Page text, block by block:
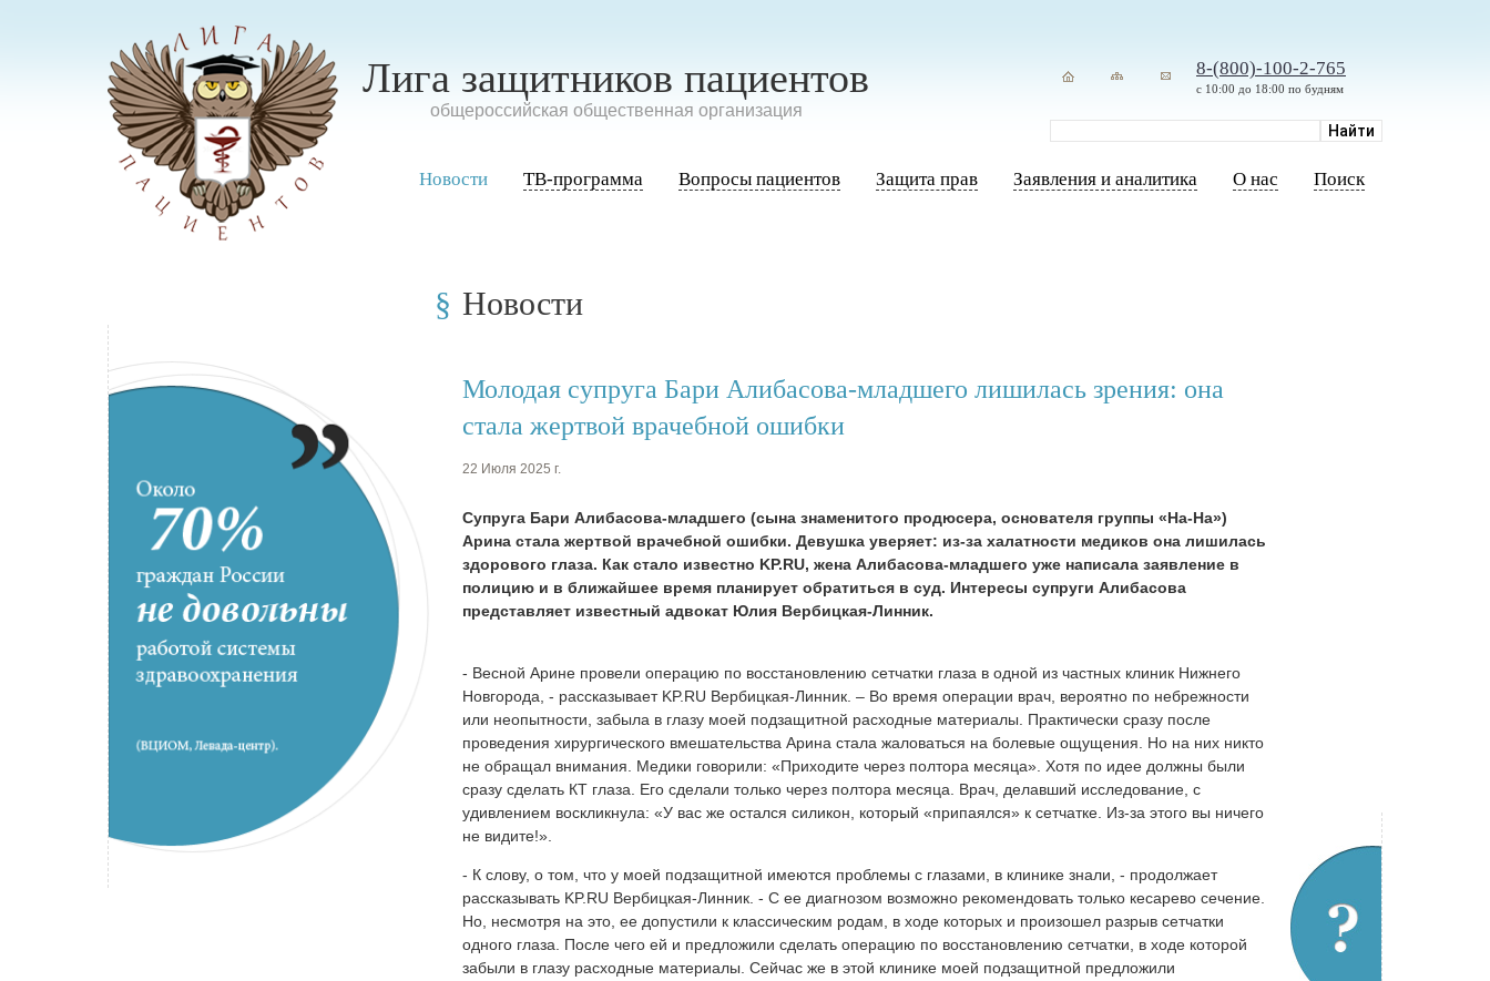
Лига защитников пациентов
oбщероссийская общественная организация
8-(800)-100-2-765
с 10:00 до 18:00 по будням
Новости ТВ-программа Вопросы пациентов Защита прав Заявления и аналитика О нас Поиск
Новости
Молодая супруга Бари Алибасова-младшего лишилась зрения: она
стала жертвой врачебной ошибки
22 Июля 2025 г.
Супруга Бари Алибасова-младшего (сына знаменитого продюсера, основателя группы «На-На»)
Арина стала жертвой врачебной ошибки. Девушка уверяет: из-за халатности медиков она лишилась
здорового глаза. Как стало известно KP.RU, жена Алибасова-младшего уже написала заявление в
полицию и в ближайшее время планирует обратиться в суд. Интересы супруги Алибасова
представляет известный адвокат Юлия Вербицкая-Линник.
- Весной Арине провели операцию по восстановлению сетчатки глаза в одной из частных клиник Нижнего
Новгорода, - рассказывает KP.RU Вербицкая-Линник. – Во время операции врач, вероятно по небрежности
или неопытности, забыла в глазу моей подзащитной расходные материалы. Практически сразу после
проведения хирургического вмешательства Арина стала жаловаться на болевые ощущения. Но на них никто
не обращал внимания. Медики говорили: «Приходите через полтора месяца». Хотя по идее должны были
сразу сделать КТ глаза. Его сделали только через полтора месяца. Врач, делавший исследование, с
удивлением воскликнула: «У вас же остался силикон, который «припаялся» к сетчатке. Из-за этого вы ничего
не видите!».
- К слову, о том, что у моей подзащитной имеются проблемы с глазами, в клинике знали, - продолжает
рассказывать KP.RU Вербицкая-Линник. - С ее диагнозом возможно рекомендовать только кесарево сечение.
Но, несмотря на это, ее допустили к классическим родам, в ходе которых и произошел разрыв сетчатки
одного глаза. После чего ей и предложили сделать операцию по восстановлению сетчатки, в ходе которой
забыли в глазу расходные материалы. Сейчас же в этой клинике моей подзащитной предложили